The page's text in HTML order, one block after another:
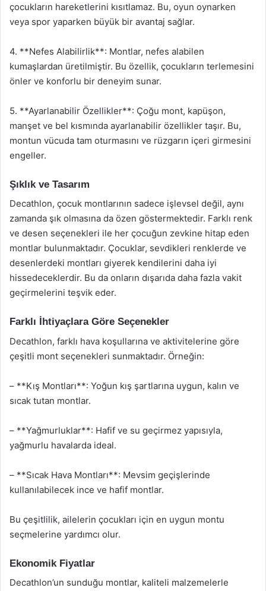
çocukların hareketlerini kısıtlamaz. Bu, oyun oynarken
veya spor yaparken büyük bir avantaj sağlar.
4. **Nefes Alabilirlik**: Montlar, nefes alabilen
kumaşlardan üretilmiştir. Bu özellik, çocukların terlemesini
önler ve konforlu bir deneyim sunar.
5. **Ayarlanabilir Özellikler**: Çoğu mont, kapüşon,
manşet ve bel kısmında ayarlanabilir özellikler taşır. Bu,
montun vücuda tam oturmasını ve rüzgarın içeri girmesini
engeller.
Şıklık ve Tasarım
Decathlon, çocuk montlarının sadece işlevsel değil, aynı
zamanda şık olmasına da özen göstermektedir. Farklı renk
ve desen seçenekleri ile her çocuğun zevkine hitap eden
montlar bulunmaktadır. Çocuklar, sevdikleri renklerde ve
desenlerdeki montları giyerek kendilerini daha iyi
hissedeceklerdir. Bu da onların dışarıda daha fazla vakit
geçirmelerini teşvik eder.
Farklı İhtiyaçlara Göre Seçenekler
Decathlon, farklı hava koşullarına ve aktivitelerine göre
çeşitli mont seçenekleri sunmaktadır. Örneğin:
– **Kış Montları**: Yoğun kış şartlarına uygun, kalın ve
sıcak tutan montlar.
– **Yağmurluklar**: Hafif ve su geçirmez yapısıyla,
yağmurlu havalarda ideal.
– **Sıcak Hava Montları**: Mevsim geçişlerinde
kullanılabilecek ince ve hafif montlar.
Bu çeşitlilik, ailelerin çocukları için en uygun montu
seçmelerine yardımcı olur.
Ekonomik Fiyatlar
Decathlon’un sunduğu montlar, kaliteli malzemelerle